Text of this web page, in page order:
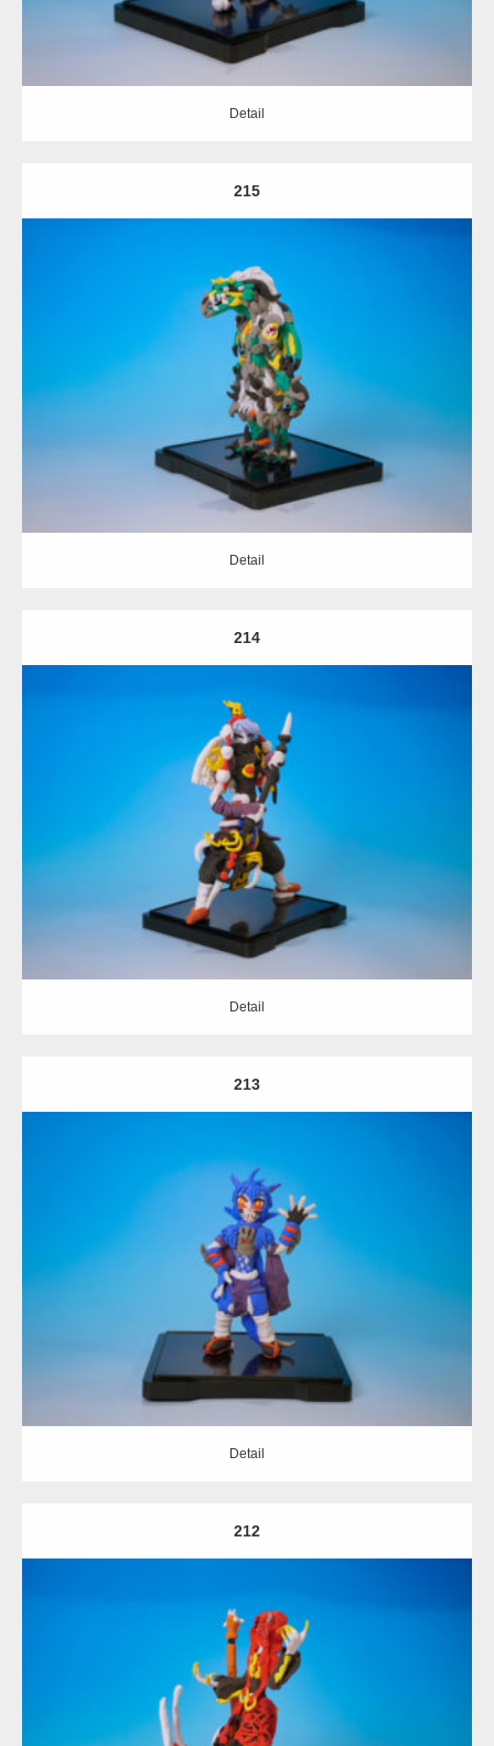
Detail
215
Update:2020.02.15
Category:擬人化
Detail
214
Update: 2020.02.15
Category:擬人化
Detail
213
Update:2020.02.15
Category:擬人化
Detail
212
Update:2020.02.15
Category:擬人化